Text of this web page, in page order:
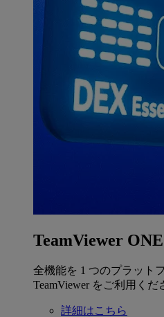
TeamViewer ONE
全機能を 1 つのプラット
TeamViewer をご利用くだ
詳細はこちら